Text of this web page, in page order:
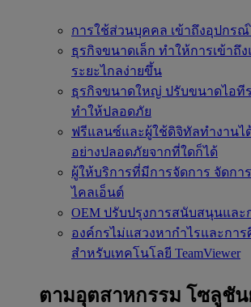
การใช้ส่วนบุคคล เข้าถึงอุปกร
ธุรกิจขนาดเล็ก ทำให้การเข้าถึ
ระยะไกลง่ายขึ้น
ธุรกิจขนาดใหญ่ ปรับขนาดไอที
ทำให้ปลอดภัย
ฟรีแลนซ์และผู้ใช้ดิจิทัลทำงานไ
อย่างปลอดภัยจากที่ใดก็ได้
ผู้ให้บริการที่มีการจัดการ จัดกา
ไคลเอ็นต์
OEM ปรับปรุงการสนับสนุนและ
องค์กรไม่แสวงหากำไรและการ
สำหรับเทคโนโลยี TeamViewer
ตามอุตสาหกรรม โซลูชั